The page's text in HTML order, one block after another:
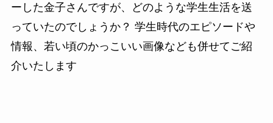
ーした金子さんですが、どのような学生生活を送
っていたのでしょうか？ 学生時代のエピソードや
情報、若い頃のかっこいい画像なども併せてご紹
介いたします